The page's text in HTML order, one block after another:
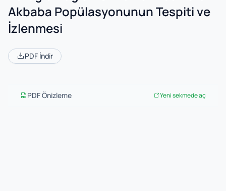
Akbaba Popülasyonunun Tespiti ve
İzlenmesi
PDF İndir
PDF Önizleme Yeni sekmede aç